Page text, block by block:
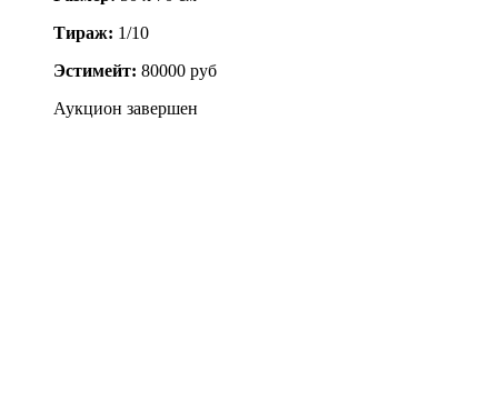
Тираж: 1/10
Эстимейт: 80000 руб
Аукцион завершен